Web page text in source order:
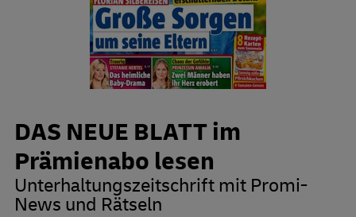
DAS NEUE BLATT im
Prämienabo lesen
Unterhaltungszeitschrift mit Promi-
News und Rätseln